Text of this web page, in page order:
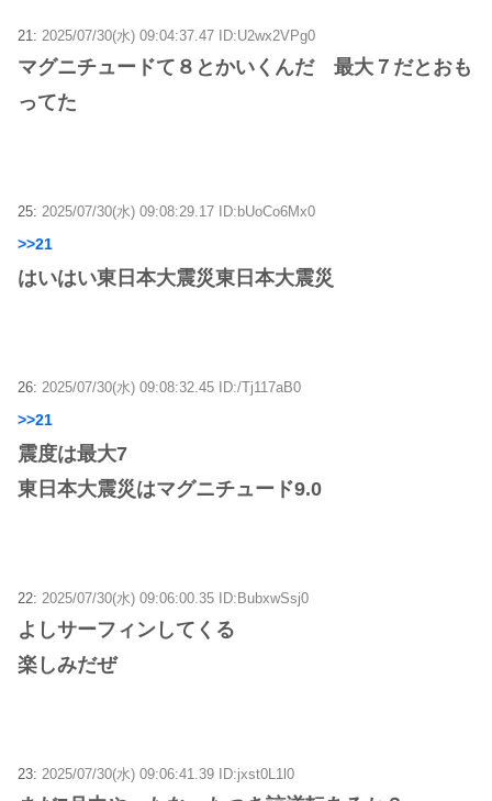
21: 2025/07/30(水) 09:04:37.47 ID:U2wx2VPg0
マグニチュードて８とかいくんだ 最大７だとおも
ってた
25: 2025/07/30(水) 09:08:29.17 ID:bUoCo6Mx0
>>21
はいはい東日本大震災東日本大震災
26: 2025/07/30(水) 09:08:32.45 ID:/Tj117aB0
>>21
震度は最大7
東日本大震災はマグニチュード9.0
22: 2025/07/30(水) 09:06:00.35 ID:BubxwSsj0
よしサーフィンしてくる
楽しみだぜ
23: 2025/07/30(水) 09:06:41.39 ID:jxst0L1l0